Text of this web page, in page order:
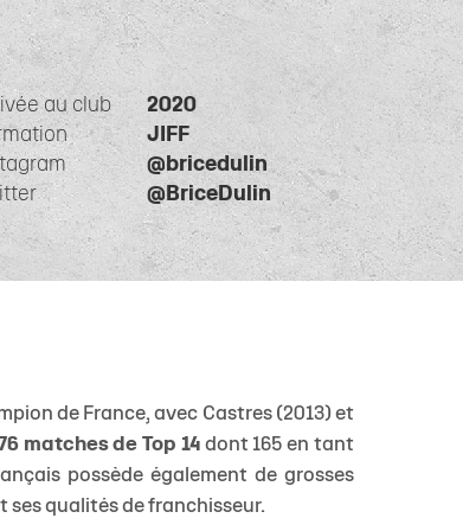
Cup
Cup
la saison (ICAL)
U8
U6
Liens Utiles
Accès au Stade
Nos stages d'été
Mécénat
au club
2020
JIFF
@bricedulin
@BriceDulin
de France, avec Castres (2013) et
matches de Top 14 dont 165 en tant
possède également de grosses
ses qualités de franchisseur.